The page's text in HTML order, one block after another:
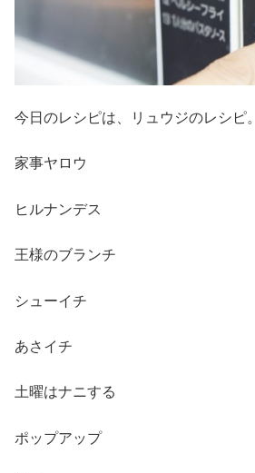
今日のレシピは、リュウジのレシピ。
家事ヤロウ
ヒルナンデス
王様のブランチ
シューイチ
あさイチ
土曜はナニする
ポップアップ